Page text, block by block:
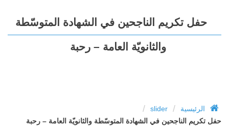
حفل تكريم الناجحين في الشهادة المتوسّطة
والثانويّة العامة – رحبة
الرئيسية /
slider
/
حفل تكريم الناجحين في الشهادة المتوسّطة والثانويّة العامة – رحبة